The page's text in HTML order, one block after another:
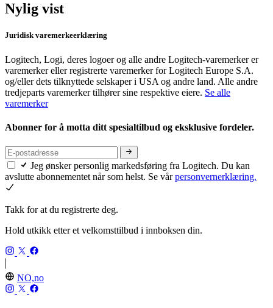
Nylig vist
Juridisk varemerkeerklæring
Logitech, Logi, deres logoer og alle andre Logitech-varemerker er
varemerker eller registrerte varemerker for Logitech Europe S.A.
og/eller dets tilknyttede selskaper i USA og andre land. Alle andre
tredjeparts varemerker tilhører sine respektive eiere. Se alle
varemerker
Abonner for å motta ditt spesialtilbud og eksklusive fordeler.
Jeg ønsker personlig markedsføring fra Logitech. Du kan
avslutte abonnementet når som helst. Se vårpersonvernerklæring.
Takk for at du registrerte deg.
Hold utkikk etter et velkomsttilbud i innboksen din.
NO,no